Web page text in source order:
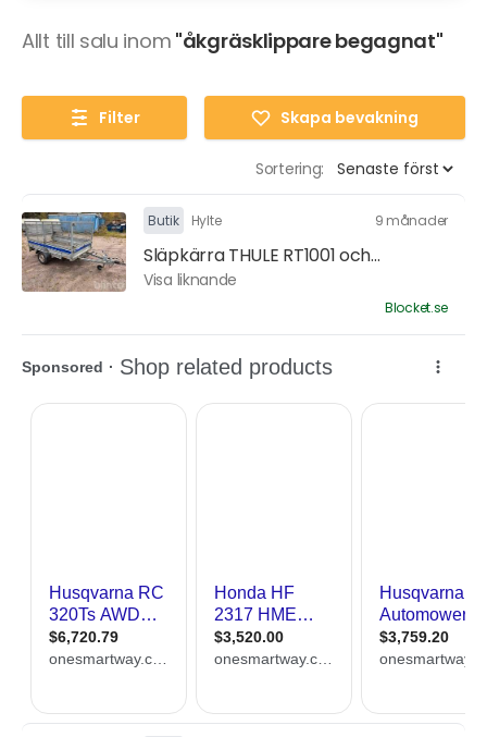
Allt till salu inom "åkgräsklippare begagnat"
Filter Skapa bevakning
Sortering:
Butik Hylte 9 månader
Släpkärra THULE RT1001 och...
Visa liknande
Blocket.se